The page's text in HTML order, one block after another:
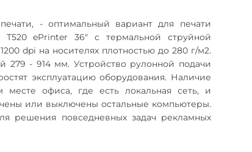
- оптимальный вариант для печати
ePrinter 36" с термальной струйной
dpi на носителях плотностью до 280 г/м2.
279 - 914 мм. Устройство рулонной подачи
эксплуатацию оборудования. Наличие
месте офиса, где есть локальная сеть, и
или выключены остальные компьютеры.
решения повседневных задач рекламных